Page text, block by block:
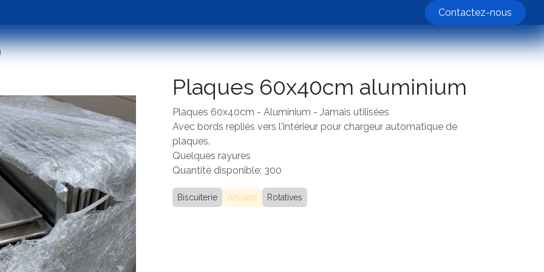
Contactez-nous
Plaques 60x40cm aluminium
Plaques 60x40cm - Aluminium - Jamais utilisées
Avec bords repliés vers l'intérieur pour chargeur automatique de
plaques.
Quelques rayures
Quantité disponible: 300
Biscuiterie Artisans Rotatives